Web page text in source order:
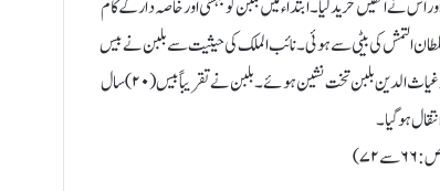
اس نے انھیں خرید لیا۔ ابتداء میں بلبن کو بہشتی اور خاصہ دار کے کام
التمش کی بیٹی سے ہوئی۔ نائب الملک کی حیثیت سے بلبن نے بیس
(۲۰) سال تک بڑی ہوش مندی سے کام کیا۔ ۱۲۶۶ء میں ناصر الدین محمود کے انتقال کے بعد غیاث الدین بلبن تخت نشین ہوئے۔ بلبن نے تقریباً بیس (۲۰) سال
۷۲)